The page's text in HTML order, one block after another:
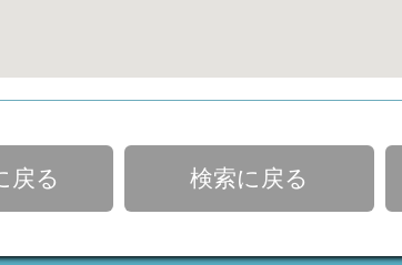
戻る 検索に戻る